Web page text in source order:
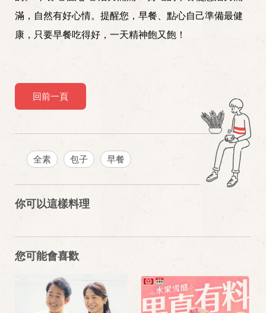
滿，自然有好心情。提醒您，早餐、點心自己準備最健
康，只要早餐吃得好，一天精神飽又飽！
回前一頁
全素 包子 早餐
你可以這樣料理
您可能會喜歡